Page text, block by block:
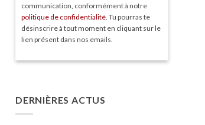
communication, conformément à notre
politique de confidentialité. Tu pourras te
désinscrire à tout moment en cliquant sur le
lien présent dans nos emails.
DERNIÈRES ACTUS